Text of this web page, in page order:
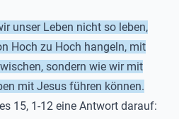
unser Leben nicht so leben,
Hoch zu Hoch hangeln, mit
sondern wie wir mit
mit Jesus führen können.
15, 1-12 eine Antwort darauf: